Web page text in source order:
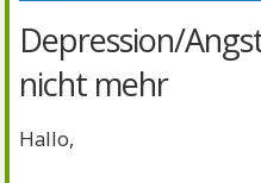
Depression/
nicht mehr
Hallo,